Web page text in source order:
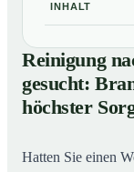
INHALT
01Reinigung
02
Reinigung
gesucht:
höchster
Hatten Sie einen